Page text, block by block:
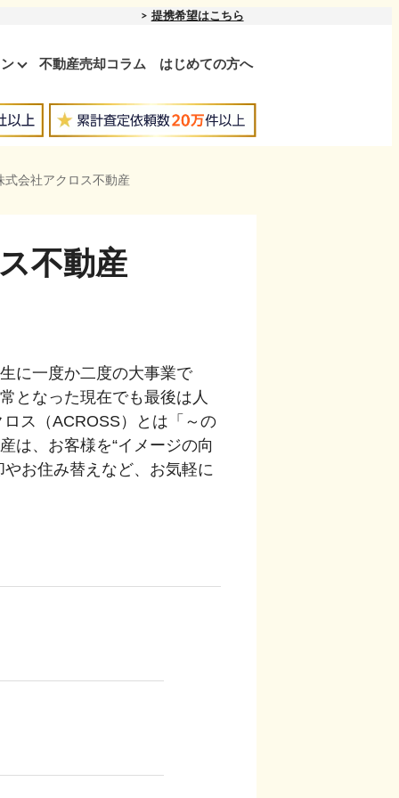
提携希望はこちら
不動産売却コラム はじめての方へ
会社アクロス不動産
不動産
に一度か二度の大事業で
となった現在でも最後は人
ス（ACROSS）とは「～の
は、お客様を“イメージの向
お住み替えなど、お気軽に